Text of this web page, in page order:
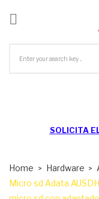

SOLICITA
Home Hardware
Micro sd Adata